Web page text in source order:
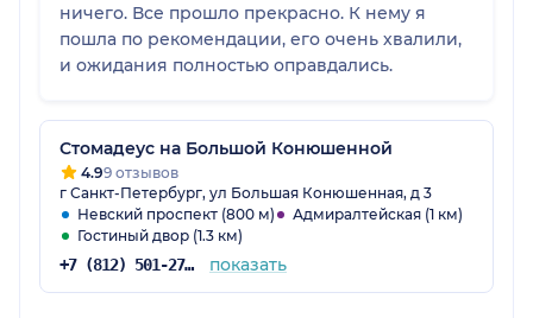
ничего. Все прошло прекрасно. К нему я
пошла по рекомендации, его очень хвалили,
и ожидания полностью оправдались.
Стомадеус на Большой Конюшенной
4.99 отзывов
г Санкт-Петербург, ул Большая Конюшенная, д 3
Невский проспект (800 м)
Адмиралтейская (1 км)
Гостиный двор (1.3 км)
+7 (812) 501-27-59 показать